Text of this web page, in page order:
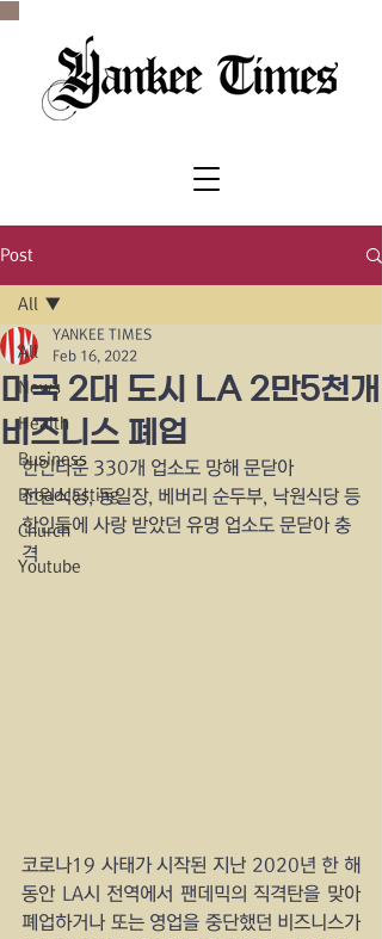
Post
All
News
Health
Business
Broadcasting
Church
Youtube
All
미국 2대 도시 LA 2만5천개
비즈니스 폐업
YANKEE TIMES
Feb 16, 2022
한인타운 330개 업소도 망해 문닫아
전원식당, 동일장, 베버리 순두부, 낙원식당 등
한인들에 사랑 받았던 유명 업소도 문닫아 충
격
코로나19 사태가 시작된 지난 2020년 한 해
동안 LA시 전역에서 팬데믹의 직격탄을 맞아
폐업하거나 또는 영업을 중단했던 비즈니스가